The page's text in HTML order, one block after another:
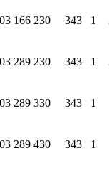
166 230 343 1
289 230 343 1
289 330 343 1
289 430 343 1